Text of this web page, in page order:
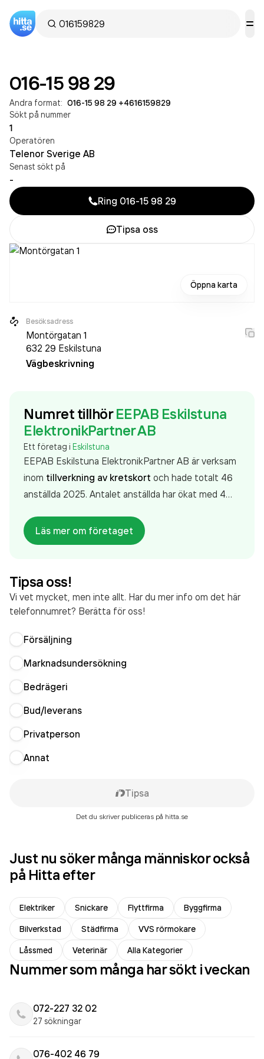
016-15 98 29
Andra format: 016-15 98 29 +4616159829
Sökt på nummer
1
Operatören
Telenor Sverige AB
Senast sökt på
-
Ring 016-15 98 29
Tipsa oss
Öppna karta
Besöksadress
Montörgatan 1
632 29 Eskilstuna
Vägbeskrivning
Numret tillhör EEPAB Eskilstuna
ElektronikPartner AB
Ett företag i Eskilstuna
EEPAB Eskilstuna ElektronikPartner AB är verksam
inom tillverkning av kretskort och hade totalt 46
anställda 2025. Antalet anställda har ökat med 4
på företaget. Bolaget är ett aktiebolag som varit
aktivt sedan 1991. EEPAB Eskilstuna
senaste räkenskapsåret (2025).
Läs mer om företaget
Tipsa oss!
Vi vet mycket, men inte allt. Har du mer info om det här
telefonnumret? Berätta för oss!
Försäljning
Marknadsundersökning
Bedrägeri
Bud/leverans
Privatperson
Annat
Tipsa
Det du skriver publiceras på hitta.se
Just nu söker många människor också
på Hitta efter
Elektriker Snickare Flyttfirma
Byggfirma
Bilverkstad
Städfirma
VVS rörmokare
Låssmed
Veterinär Alla Kategorier
Nummer som många har sökt i veckan
072-227 32 02
27 sökningar
076-402 46 79